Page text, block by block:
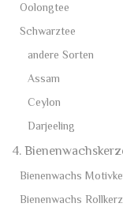
Oolongtee
Schwarztee
andere Sorten
Assam
Ceylon
Darjeeling
4.
Bienenwachs
Bienenwachs